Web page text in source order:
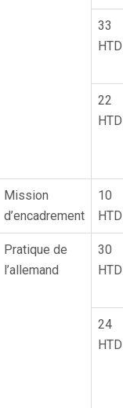
33
HTD
22
HTD
Mission
d’encadrement
10
HTD
Pratique de
l’allemand
30
HTD
24
HTD